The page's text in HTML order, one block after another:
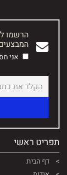
הרשמו
אני
תפריט ראשי
דף הבית